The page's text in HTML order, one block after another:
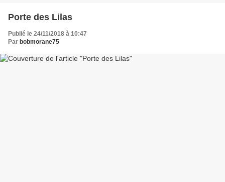
Porte des Lilas
Publié le 24/11/2018 à 10:47
Par bobmorane75